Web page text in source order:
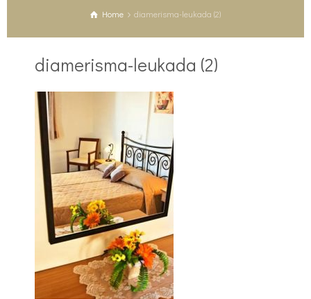
Home diamerisma-leukada (2)
diamerisma-leukada (2)